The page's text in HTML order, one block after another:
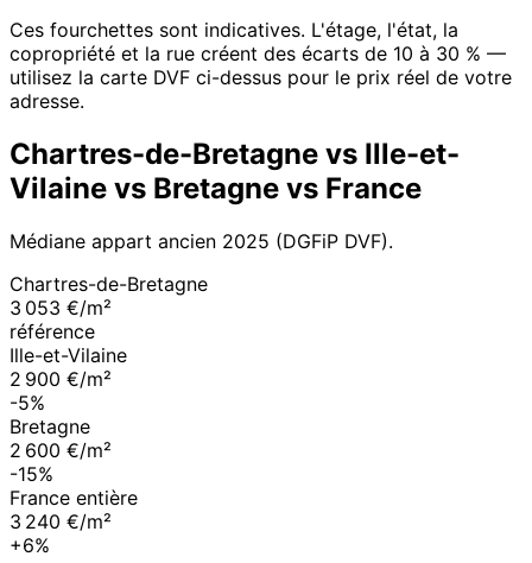
Ces fourchettes sont indicatives. L'étage, l'état, la
copropriété et la rue créent des écarts de 10 à 30 % —
utilisez la carte DVF ci-dessus pour le prix réel de votre
adresse.
Chartres-de-Bretagne vs Ille-et-
Vilaine vs Bretagne vs France
Médiane appart ancien 2025 (DGFiP DVF).
Chartres-de-Bretagne
3 053 €/m²
référence
Ille-et-Vilaine
2 900 €/m²
-5%
Bretagne
2 600 €/m²
-15%
France entière
3 240 €/m²
+6%